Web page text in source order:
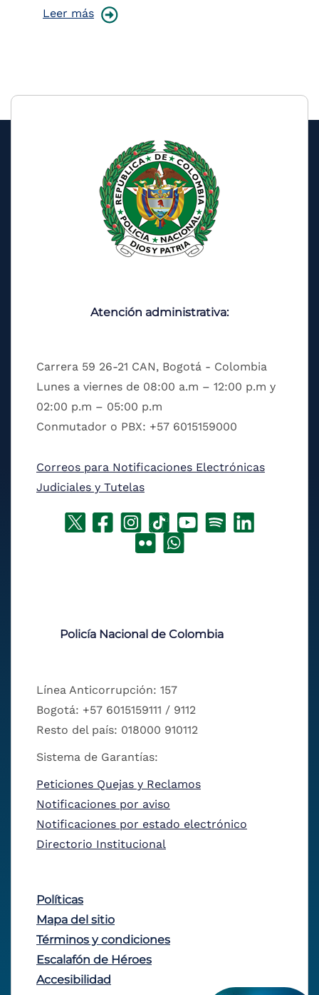
Leer más
Atención administrativa:
Carrera 59 26-21 CAN, Bogotá - Colombia
Lunes a viernes de 08:00 a.m – 12:00 p.m y
02:00 p.m – 05:00 p.m
Conmutador o PBX: +57 6015159000
Correos para Notificaciones Electrónicas
Judiciales y Tutelas
Policía Nacional de Colombia
Línea Anticorrupción: 157
Bogotá: +57 6015159111 / 9112
Resto del país: 018000 910112
Sistema de Garantías:
Peticiones Quejas y Reclamos
Notificaciones por aviso
Notificaciones por estado electrónico
Directorio Institucional
Políticas
Mapa del sitio
Términos y condiciones
Escalafón de Héroes
Accesibilidad